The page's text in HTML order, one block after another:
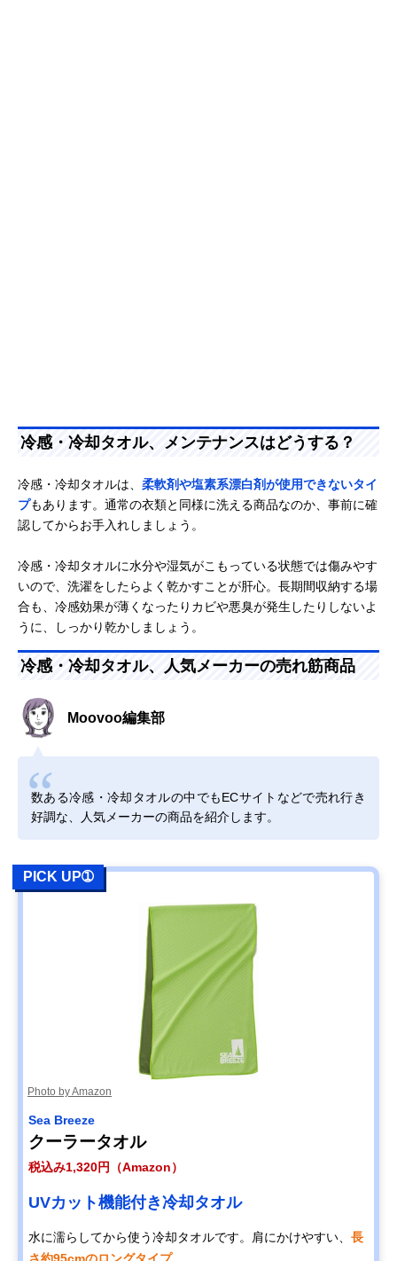
冷感・冷却タオル、メンテナンスはどうする？
冷感・冷却タオルは、 柔軟剤や塩素系漂白剤が使用できないタイ
プもあります。通常の衣類と同様に洗える商品なのか、事前に確
認してからお手入れしましょう。
冷感・冷却タオルに水分や湿気がこもっている状態では傷みやす
いので、洗濯をしたらよく乾かすことが肝心。長期間収納する場
合も、冷感効果が薄くなったりカビや悪臭が発生したりしないよ
うに、しっかり乾かしましょう。
冷感・冷却タオル、人気メーカーの売れ筋商品
Moovoo編集部
数ある冷感・冷却タオルの中でもECサイトなどで売れ行き
好調な、人気メーカーの商品を紹介します。
PICK UP➀
Photo by Amazon
Sea Breeze
クーラータオル
税込み1,320円（Amazon）
UVカット機能付き冷却タオル
水に濡らしてから使う冷却タオルです。肩にかけやすい、 長